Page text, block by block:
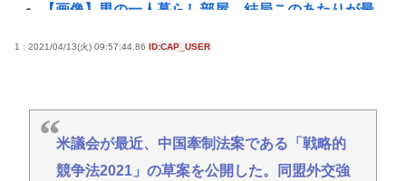
【画像】男の一人暮らし部屋、結局このあたりが最
態に…「意識はある」
【緊縮財政が原因】従業員「退職」で倒産 最多ペー
1 : 2021/04/13(火) 09:57:44.86 ID:CAP_USER
米議会が最近、中国牽制法案である「戦略的
競争法2021」の草案を公開した。同盟外交強